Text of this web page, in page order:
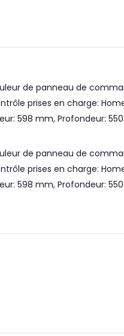
de panneau de
prises en charge:
598 mm, Profondeur:
de panneau de
prises en charge:
598 mm, Profondeur: